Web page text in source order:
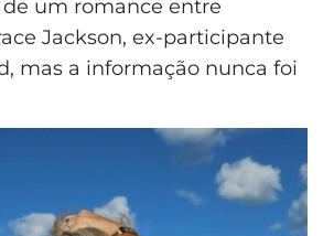
um romance entre
Jackson, ex-participante
mas a informação nunca foi